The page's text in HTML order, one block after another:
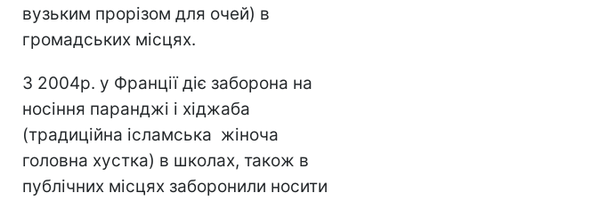
вузьким прорізом для очей) в
громадських місцях.
З 2004р. у Франції діє заборона на
носіння паранджі і хіджаба
(традиційна ісламська жіноча
головна хустка) в школах, також в
публічних місцях заборонили носити